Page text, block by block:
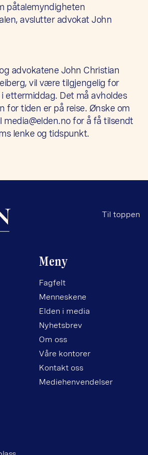
påtalemyndigheten
avslutter advokat John
advokatene John Christian
vil være tilgjengelig for
ettermiddag. Det må avholdes
for tiden er på reise. Ønske om
media@elden.nofor å få tilsendt
lenke og tidspunkt.
Til toppen
Meny
Fagfelt
Menneskene
Elden i media
Nyhetsbrev
Om oss
Våre kontorer
Kontakt oss
Mediehenvendelser